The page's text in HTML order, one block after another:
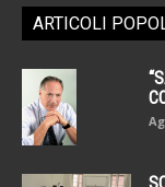
ARTICOLI